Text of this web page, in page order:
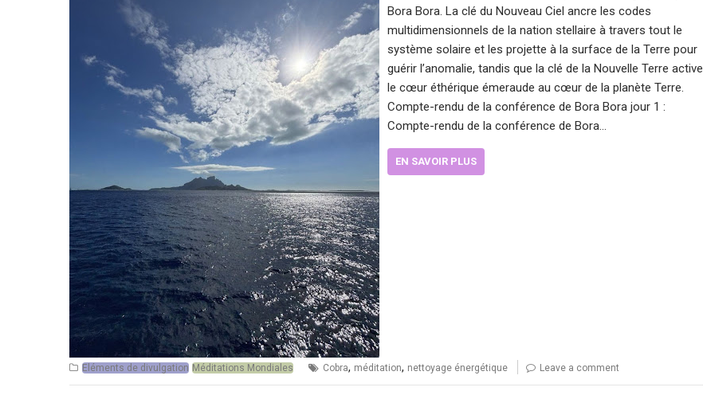
Bora Bora. La clé du Nouveau Ciel ancre les codes
multidimensionnels de la nation stellaire à travers tout le
système solaire et les projette à la surface de la Terre pour
guérir l’anomalie, tandis que la clé de la Nouvelle Terre active
le cœur éthérique émeraude au cœur de la planète Terre.
Compte-rendu de la conférence de Bora Bora jour 1 :
Compte-rendu de la conférence de Bora…
EN SAVOIR PLUS
Eléments de divulgation Méditations Mondiales Cobra, méditation, nettoyage énergétique Leave a comment